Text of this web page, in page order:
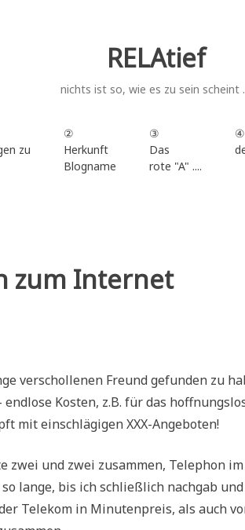
RELAtief
nichts ist so, wie es zu sein scheint
zu
②
Herkunft
Blogname
③
Das
rote "A" ....
④
zum Internet
ver­schol­le­nen Freund gefun­den zu
end­lo­se Kosten, z.B. für das
mit ein­schlä­gi­gen XXX-Angeboten!
und zwei zusam­men, Tele­phon
lan­ge, bis ich schließ­lich nach­gab
Tele­kom in Minu­ten­preis, als auch